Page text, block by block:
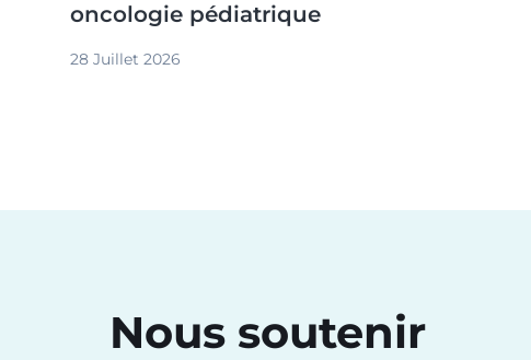
oncologie pédiatrique
28 Juillet 2026
Nous soutenir